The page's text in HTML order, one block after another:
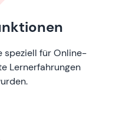
speziell für Online-
Lernerfahrungen